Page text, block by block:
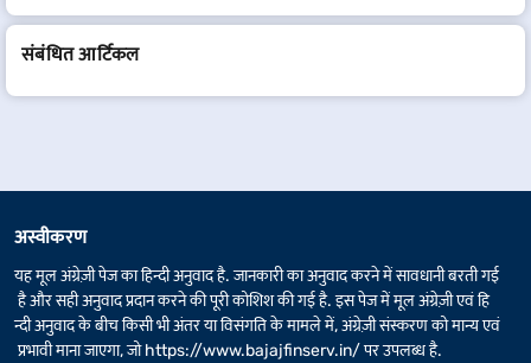
संबंधित आर्टिकल
अस्वीकरण
यह मूल अंग्रेज़ी पेज का हिन्दी अनुवाद है. जानकारी का अनुवाद करने में सावधानी बरती गई
है और सही अनुवाद प्रदान करने की पूरी कोशिश की गई है. इस पेज में मूल अंग्रेज़ी एवं हि
न्दी अनुवाद के बीच किसी भी अंतर या विसंगति के मामले में, अंग्रेज़ी संस्करण को मान्य एवं
प्रभावी माना जाएगा, जोhttps://www.bajajfinserv.in/पर उपलब्ध है.